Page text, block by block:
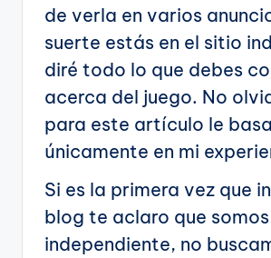
de verla en varios
suerte estás en el sitio
diré todo lo que debes
acerca del juego. No
para este artículo le
únicamente en mi
Si es la primera vez que
blog te aclaro que
independiente, no